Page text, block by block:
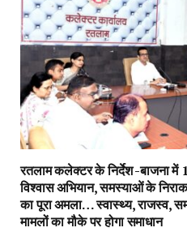
रतलाम कलेक्टर के निर्देश -बाजना
विश्वास अभियान, समस्याओं के
का पूरा अमला… स्वास्थ्य, राजस्व,
मामलों का मौके पर होगा समाधान